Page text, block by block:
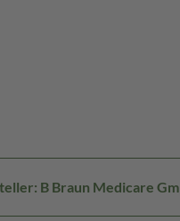
B Braun Medicare Gm